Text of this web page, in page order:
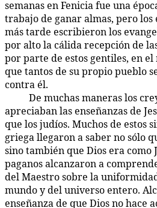
semanas en Fenicia fue una
trabajo de ganar almas, pero
más tarde escribieron los
por alto la cálida recepción de
por parte de estos gentiles, en
que tantos de su propio pueblo
contra él.
De muchas maneras los
apreciaban las enseñanzas de
que los judíos. Muchos de estos
griega llegaron a saber no sólo
sino también que Dios era como
paganos alcanzaron a
del Maestro sobre la
mundo y del universo entero.
enseñanza de que Dios no hace